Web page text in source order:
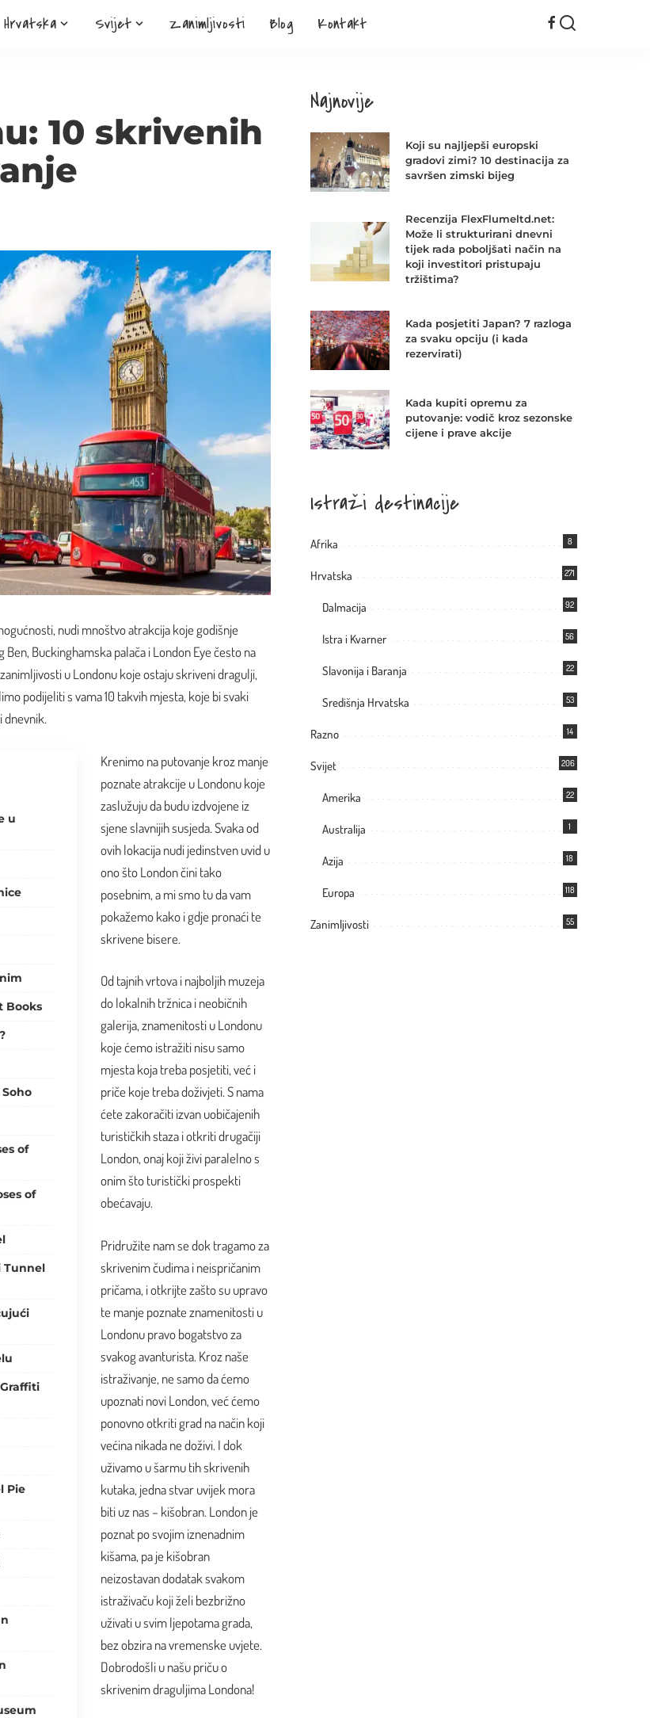
Hrvatska Svijet Zanimljivosti Blog Kontakt
10 skrivenih
nudi mnoštvo atrakcija koje godišnje
Buckinghamska palača i London Eye često na
u Londonu koje ostaju skriveni dragulji,
podijeliti s vama 10 takvih mjesta, koje bi svaki
dnevnik.
u
Books
of
of
Tunnel
Pie
Krenimo na putovanje kroz manje
poznate atrakcije u Londonu koje
zaslužuju da budu izdvojene iz
sjene slavnijih susjeda. Svaka od
ovih lokacija nudi jedinstven uvid u
ono što London čini tako
posebnim, a mi smo tu da vam
pokažemo kako i gdje pronaći te
skrivene bisere.
Od tajnih vrtova inajboljih muzeja
do lokalnih tržnica i neobičnih
galerija, znamenitosti u Londonu
koje ćemo istražiti nisu samo
mjesta koja treba posjetiti, već i
priče koje treba doživjeti. S nama
ćete zakoračiti izvan uobičajenih
turističkih staza i otkriti drugačiji
London, onaj koji živi paralelno s
onim što turistički prospekti
obećavaju.
Pridružite nam se dok tragamo za
skrivenim čudima i neispričanim
pričama, i otkrijte zašto su upravo
te manje poznate znamenitosti u
Londonu pravo bogatstvo za
svakog avanturista. Kroz naše
istraživanje, ne samo da ćemo
upoznati novi London, već ćemo
ponovno otkriti grad na način koji
većina nikada ne doživi. I dok
uživamo u šarmu tih skrivenih
kutaka, jedna stvar uvijek mora
biti uz nas – kišobran. London je
poznat po svojim iznenadnim
kišama, pa je kišobran
neizostavan dodatak svakom
istraživaču koji želi bezbrižno
uživati u svim ljepotama grada,
bez obzira na vremenske uvjete.
Dobrodošli u našu priču o
skrivenim draguljima Londona!
Najnovije
Koji su najljepši europski
gradovi zimi? 10 destinacija za
savršen zimski bijeg
Recenzija FlexFlumeltd.net:
Može li strukturirani dnevni
tijek rada poboljšati način na
koji investitori pristupaju
tržištima?
Kada posjetiti Japan? 7 razloga
za svaku opciju (i kada
rezervirati)
Kada kupiti opremu za
putovanje: vodič kroz sezonske
cijene i prave akcije
Istraži destinacije
Afrika 8
Hrvatska 271
Dalmacija 92
Istra i Kvarner 56
Slavonija i Baranja 22
Središnja Hrvatska 53
Razno 14
Svijet 206
Amerika 22
Australija 1
Azija 18
Europa 118
Zanimljivosti 55